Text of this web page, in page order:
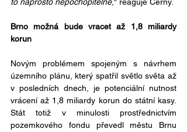
Brno možná bude vracet až 1,8 miliardy
korun
Novým problémem spojeným s návrhem
územního plánu, který spatřil světlo světa až
v posledních dnech, je potenciální nutnost
vrácení až 1,8 miliardy korun do státní kasy.
Stát totiž v minulosti prostřednictvím
pozemkového fondu převedl městu Brnu